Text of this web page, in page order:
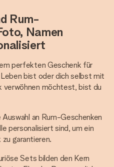
Rum-
Namen
perfekten Geschenk für
bist oder dich selbst mit
verwöhnen möchtest, bist du
an Rum-Geschenken
personalisiert sind, um ein
garantieren.
Sets bilden den Kern